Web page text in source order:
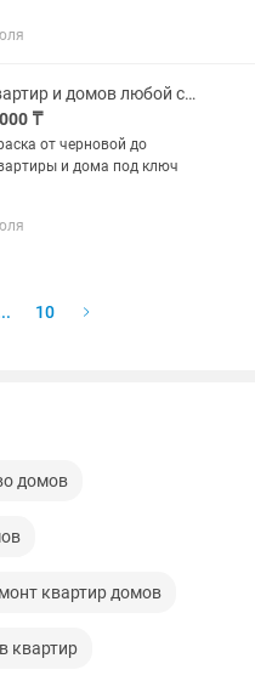
Ремонт квартир и домов любой сложности
₸
от черновой до
и дома под ключ
10
домов
квартир домов
квартир